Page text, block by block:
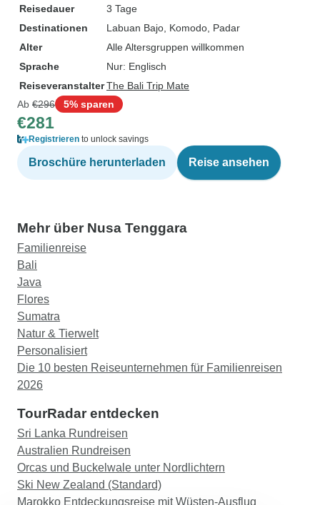
Reisedauer
3 Tage
Destinationen
Labuan Bajo , Komodo , Padar
Alter
Alle Altersgruppen willkommen
Sprache
Nur: Englisch
ReiseveranstalterThe Bali Trip Mate
Ab €296 5% sparen
€281
Registrieren to unlock savings
Broschüre herunterladen Reise ansehen
Mehr über Nusa Tenggara
Familienreise
Bali
Java
Flores
Sumatra
Natur & Tierwelt
Personalisiert
Die 10 besten Reiseunternehmen für Familienreisen
2026
TourRadar entdecken
Sri Lanka Rundreisen
Australien Rundreisen
Orcas und Buckelwale unter Nordlichtern
Ski New Zealand (Standard)
Marokko Entdeckungsreise mit Wüsten-Ausflug